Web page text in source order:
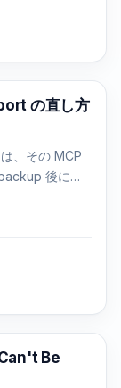
の直し方
、その MCP
後に
Be